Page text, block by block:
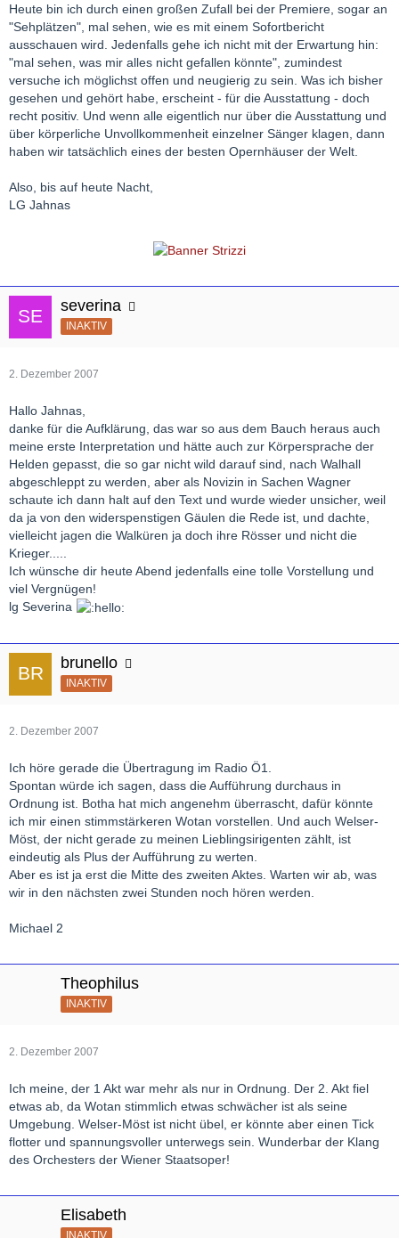
Heute bin ich durch einen großen Zufall bei der Premiere, sogar an
"Sehplätzen", mal sehen, wie es mit einem Sofortbericht
ausschauen wird. Jedenfalls gehe ich nicht mit der Erwartung hin:
"mal sehen, was mir alles nicht gefallen könnte", zumindest
versuche ich möglichst offen und neugierig zu sein. Was ich bisher
gesehen und gehört habe, erscheint - für die Ausstattung - doch
recht positiv. Und wenn alle eigentlich nur über die Ausstattung und
über körperliche Unvollkommenheit einzelner Sänger klagen, dann
haben wir tatsächlich eines der besten Opernhäuser der Welt.
Also, bis auf heute Nacht,
LG Jahnas
severina
INAKTIV
2. Dezember 2007
Hallo Jahnas,
danke für die Aufklärung, das war so aus dem Bauch heraus auch
meine erste Interpretation und hätte auch zur Körpersprache der
Helden gepasst, die so gar nicht wild darauf sind, nach Walhall
abgeschleppt zu werden, aber als Novizin in Sachen Wagner
schaute ich dann halt auf den Text und wurde wieder unsicher, weil
da ja von den widerspenstigen Gäulen die Rede ist, und dachte,
vielleicht jagen die Walküren ja doch ihre Rösser und nicht die
Krieger.....
Ich wünsche dir heute Abend jedenfalls eine tolle Vorstellung und
viel Vergnügen!
lg Severina
brunello
INAKTIV
2. Dezember 2007
Ich höre gerade die Übertragung im Radio Ö1.
Spontan würde ich sagen, dass die Aufführung durchaus in
Ordnung ist. Botha hat mich angenehm überrascht, dafür könnte
ich mir einen stimmstärkeren Wotan vorstellen. Und auch Welser-
Möst, der nicht gerade zu meinen Lieblingsirigenten zählt, ist
eindeutig als Plus der Aufführung zu werten.
Aber es ist ja erst die Mitte des zweiten Aktes. Warten wir ab, was
wir in den nächsten zwei Stunden noch hören werden.
Michael 2
Theophilus
INAKTIV
2. Dezember 2007
Ich meine, der 1 Akt war mehr als nur in Ordnung. Der 2. Akt fiel
etwas ab, da Wotan stimmlich etwas schwächer ist als seine
Umgebung. Welser-Möst ist nicht übel, er könnte aber einen Tick
flotter und spannungsvoller unterwegs sein. Wunderbar der Klang
des Orchesters der Wiener Staatsoper!
Elisabeth
INAKTIV